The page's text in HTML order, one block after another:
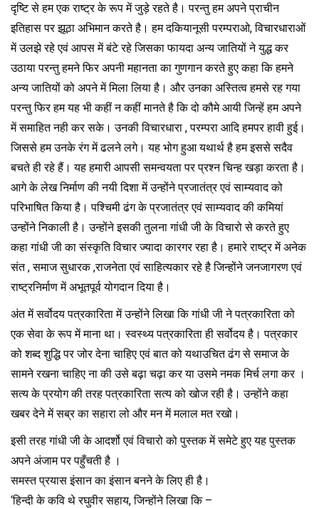
दृष्टि से हम एक राष्ट्र के रूप में जुड़े रहते है। परन्तु हम अपने प्राचीन
इतिहास पर झूठा अभिमान करते है। हम दकियानूसी परम्पराओ, विचारधाराओं
में उलझे रहे एवं आपस में बंटे रहे जिसका फायदा अन्य जातियों ने युद्ध कर
उठाया परन्तु हमने फिर अपनी महानता का गुणगान करते हुए कहा कि हमने
अन्य जातियों को अपने में मिला लिया है। और उनका अस्तित्व हमसे रह गया
परन्तु फिर हम यह भी कहीं न कहीं मानते है कि दो कौमे आयी जिन्हें हम अपने
में समाहित नही कर सके। उनकी विचारधारा , परम्परा आदि हमपर हावी हुई।
जिससे हम उनके रंग में ढलने लगे। यह भोग हुआ यथार्थ है हम इससे सदैव
बचते ही रहे हैं। यह हमारी आपसी समन्वयता पर प्रश्न चिन्ह खड़ा करता है।
आगे के लेख निर्माण की नयी दिशा में उन्होंने प्रजातंत्र एवं साम्यवाद को
परिभाषित किया है। पश्चिमी ढंग के प्रजातंत्र एवं साम्यवाद की कमियां
उन्होंने निकाली है। उन्होंने इसकी तुलना गांधी जी के विचारो से करते हुए
कहा गांधी जी का संस्कृति विचार ज्यादा कारगर रहा है। हमारे राष्ट्र में अनेक
संत , समाज सुधारक ,राजनेता एवं साहित्यकार रहे है जिन्होंने जनजागरण एवं
राष्ट्रनिर्माण में अभूतपूर्व योगदान दिया है।
अंत में सर्वोदय पत्रकारिता में उन्होंने लिखा कि गांधी जी ने पत्रकारिता को
एक सेवा के रूप में माना था। स्वस्थ्य पत्रकारिता ही सर्वोदय है। पत्रकार
को शब्द शुद्धि पर जोर देना चाहिए एवं बात को यथाउचित ढंग से समाज के
सामने रखना चाहिए ना की उसे बढ़ा चढ़ा कर या उसमे नमक मिर्च लगा कर ।
सत्य के प्रयोग की तरह पत्रकारिता सत्य को खोज रही है। उन्होंने कहा
खबर देने में सब्र का सहारा लो और मन में मलाल मत रखो।
इसी तरह गांधी जी के आदर्शो एवं विचारो को पुस्तक में समेटे हुए यह पुस्तक
अपने अंजाम पर पहुँचती है ।
समस्त प्रयास इंसान का इंसान बनने के लिए ही है।
‘हिन्दी के कवि थे रघुवीर सहाय, जिन्होंने लिखा कि –